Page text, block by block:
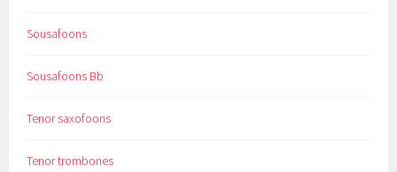
Sousafoons
Sousafoons Bb
Tenor saxofoons
Tenor trombones